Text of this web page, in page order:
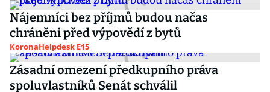
Nájemníci bez příjmů budou načas
chráněni před výpovědí z bytů
KoronaHelpdesk E15
Zásadní omezení předkupního práva
spoluvlastníků Senát schválil